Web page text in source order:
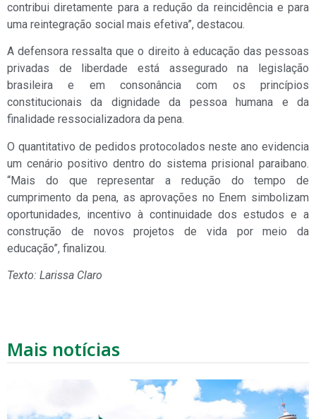
contribui diretamente para a redução da reincidência e para
uma reintegração social mais efetiva”, destacou.
A defensora ressalta que o direito à educação das pessoas
privadas de liberdade está assegurado na legislação
brasileira e em consonância com os princípios
constitucionais da dignidade da pessoa humana e da
finalidade ressocializadora da pena.
O quantitativo de pedidos protocolados neste ano evidencia
um cenário positivo dentro do sistema prisional paraibano.
“Mais do que representar a redução do tempo de
cumprimento da pena, as aprovações no Enem simbolizam
oportunidades, incentivo à continuidade dos estudos e a
construção de novos projetos de vida por meio da
educação”, finalizou.
Texto: Larissa Claro
Mais notícias